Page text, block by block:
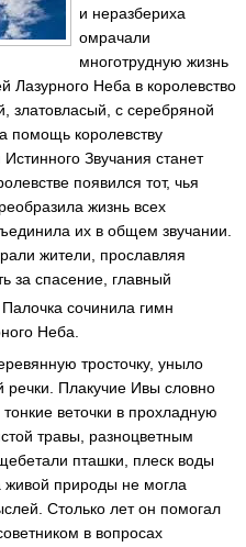
и неразбериха
омрачали
многотрудную жизнь
Лазурного Неба в королевство
златовласый, с серебряной
помощь королевству
Звучания станет
появился тот, чья
жизнь всех
их в общем звучании.
жители, прославляя
за спасение, главный
сочинила гимн
Неба.
тросточку, уныло
речки. Плакучие Ивы словно
веточки в прохладную
травы, разноцветным
пташки, плеск воды
природы не могла
Столько лет он помогал
в вопросах